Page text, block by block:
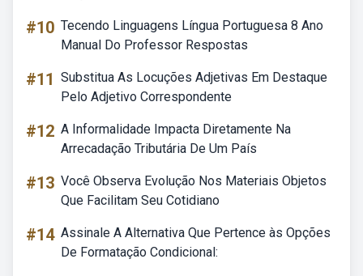
#10 Tecendo Linguagens Língua Portuguesa 8 Ano
Manual Do Professor Respostas
#11 Substitua As Locuções Adjetivas Em Destaque
Pelo Adjetivo Correspondente
#12 A Informalidade Impacta Diretamente Na
Arrecadação Tributária De Um País
#13 Você Observa Evolução Nos Materiais Objetos
Que Facilitam Seu Cotidiano
#14 Assinale A Alternativa Que Pertence às Opções
De Formatação Condicional: